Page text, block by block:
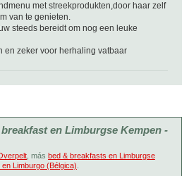
met streekprodukten,door haar zelf
van te genieten.
steeds bereidt om nog een leuke
en zeker voor herhaling vatbaar
en Limburgse Kempen -
, más bed & breakfasts en Limburgse
Limburgo (Bélgica)